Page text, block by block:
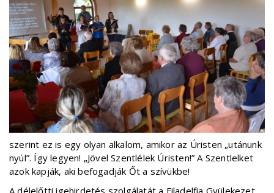
szerint ez is egy olyan alkalom, amikor az Úristen „utánunk
nyúl”. Így legyen! „Jövel Szentlélek Úristen!” A Szentlelket
azok kapják, aki befogadják Őt a szívükbe!
A délelőtti igehirdetés szolgálatát a Filadelfia Gyülekezet